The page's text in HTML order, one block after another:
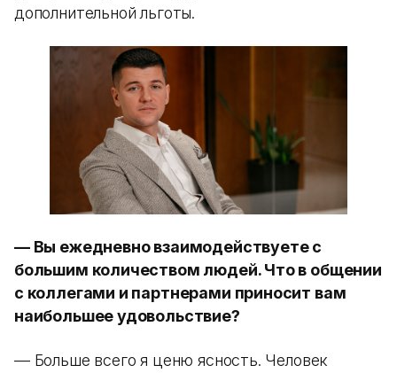
дополнительной льготы.
— Вы ежедневно взаимодействуете с
большим количеством людей. Что в общении
с коллегами и партнерами приносит вам
наибольшее удовольствие?
— Больше всего я ценю ясность. Человек